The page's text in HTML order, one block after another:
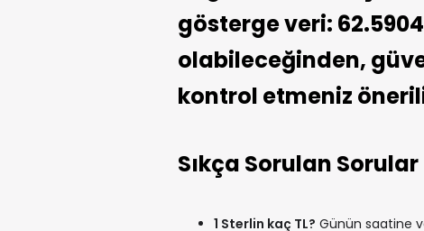
gösterge veri:
olabileceğinden,
kontrol etmeniz
Sıkça Sorulan Sorular
1 Sterlin kaç TL? Günün saatine